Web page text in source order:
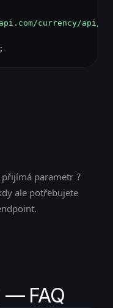
currency/api/
přijímá parametr ?
ale potřebujete
— FAQ